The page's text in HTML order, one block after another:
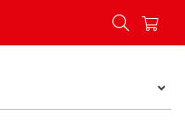
1 l - Konzum